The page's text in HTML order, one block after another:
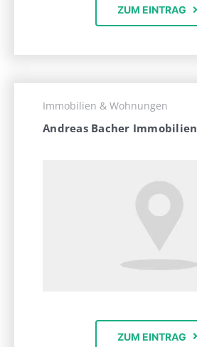
ZUM EINTRAG
Immobilien & Wohnungen
Andreas Bacher Immobilien
ZUM EINTRAG